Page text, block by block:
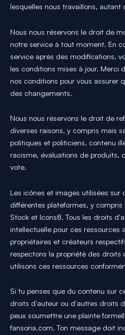
lesquelles nous travaillons, autant
Nous nous réservons le droit de
notre service à tout moment. En
service après des modifications,
les conditions mises à jour. Merci
nos conditions pour vous assurer
des changements.
Nous nous réservons le droit de
diverses raisons, y compris mais
politiques et politiciens, contenu
racisme, évaluations de produits,
vote.
Les icônes et images utilisées sur
différentes plateformes, y
Stock et Icons8. Tous les droits
intellectuelle pour ces ressources
propriétaires et créateurs
respectons la propriété des
utilisons ces ressources
Si tu penses que du contenu sur
droits d'auteur ou d'autres droits
peux soumettre une plainte
fansoria.com. Ton message doit